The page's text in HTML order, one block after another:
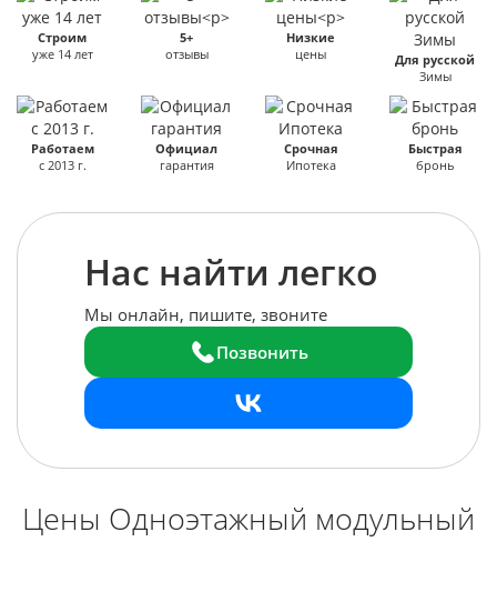
Строим
уже 14 лет
5+
отзывы
Низкие
цены
Для русской
Зимы
Работаем
с 2013 г.
Официал
гарантия
Срочная
Ипотека
Быстрая
бронь
Нас найти легко
Мы онлайн, пишите, звоните
Позвонить
Цены Одноэтажный модульный